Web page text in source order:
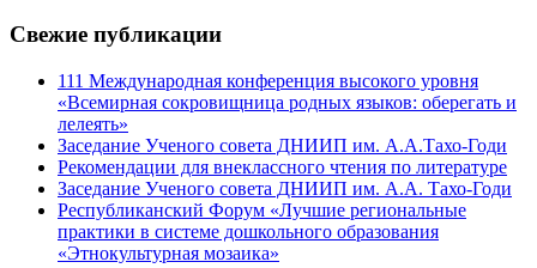
Свежие публикации
111 Международная конференция высокого уровня
«Всемирная сокровищница родных языков: оберегать и
лелеять»
Заседание Ученого совета ДНИИП им. А.А.Тахо-Годи
Рекомендации для внеклассного чтения по литературе
Заседание Ученого совета ДНИИП им. А.А. Тахо-Годи
Республиканский Форум «Лучшие региональные
практики в системе дошкольного образования
«Этнокультурная мозаика»